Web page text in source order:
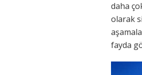
daha
olarak
fayda